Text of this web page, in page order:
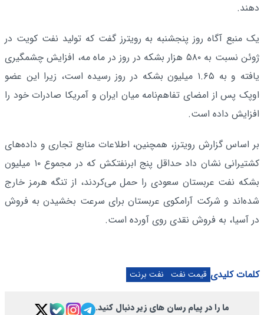
دهند.
یک منبع آگاه روز پنجشنبه به رویترز گفت که تولید نفت کویت در
ژوئن نسبت به ۵۸۰ هزار بشکه در روز در ماه مه، افزایش چشمگیری
یافته و به ۱.۶۵ میلیون بشکه در روز رسیده است، زیرا این عضو
اوپک پس از امضای تفاهم‌نامه میان ایران و آمریکا صادرات خود را
افزایش داده است.
بر اساس گزارش رویترز، همچنین، اطلاعات منابع تجاری و داده‌های
کشتیرانی نشان داد حداقل پنج ابرنفتکش که در مجموع ۱۰ میلیون
بشکه نفت عربستان سعودی را حمل می‌کردند، از تنگه هرمز خارج
شده‌اند و شرکت آرامکوی عربستان برای سرعت بخشیدن به فروش
در آسیا، به فروش نقدی روی آورده است.
کلمات کلیدی قیمت نفت نفت برنت
ما را در پیام رسان های زیر دنبال کنید.